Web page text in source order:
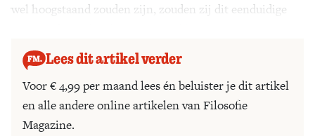
wel hoogstaand zouden zijn, zouden zij dit eenduidige
Lees dit artikel verder
Voor € 4,99 per maand lees én beluister je dit artikel
en alle andere online artikelen van Filosofie
Magazine.